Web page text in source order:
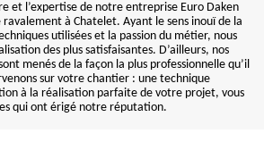
et l’expertise de notre entreprise Euro Daken
à Chatelet. Ayant le sens inouï de la
utilisées et la passion du métier, nous
des plus satisfaisantes. D’ailleurs, nos
menés de la façon la plus professionnelle qu’il
sur votre chantier : une technique
à la réalisation parfaite de votre projet, vous
qui ont érigé notre réputation.